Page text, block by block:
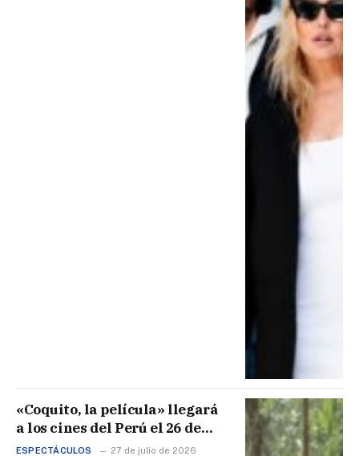
«Coquito, la película» llegará
a los cines del Perú el 26 de
noviembre
ESPECTÁCULOS 27 de julio de 2026